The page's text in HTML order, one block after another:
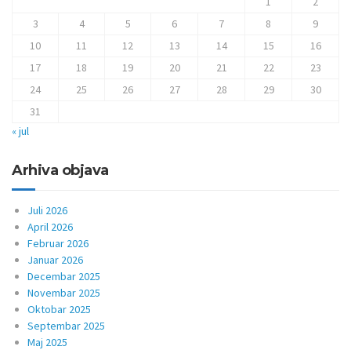
3
4 5 6 7 8
9
10
11 12 13 14 15
16
17
18 19 20 21 22
23
24
25 26 27 28 29
30
31
« jul
Arhiva objava
Juli 2026
April 2026
Februar 2026
Januar 2026
Decembar 2025
Novembar 2025
Oktobar 2025
Septembar 2025
Maj 2025